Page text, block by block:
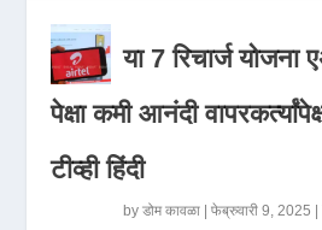
या 7 रिचार्ज
पेक्षा कमी आनंदी
टीव्ही हिंदी
byडोम कावळा |फेब्रुवारी 9, 2025 |